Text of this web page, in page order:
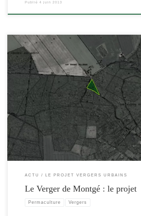
Publié 4 juin 2013
[…]
ACTU LE PROJET VERGERS URBAINS
Le Verger de Montgé : le projet
Permaculture Vergers